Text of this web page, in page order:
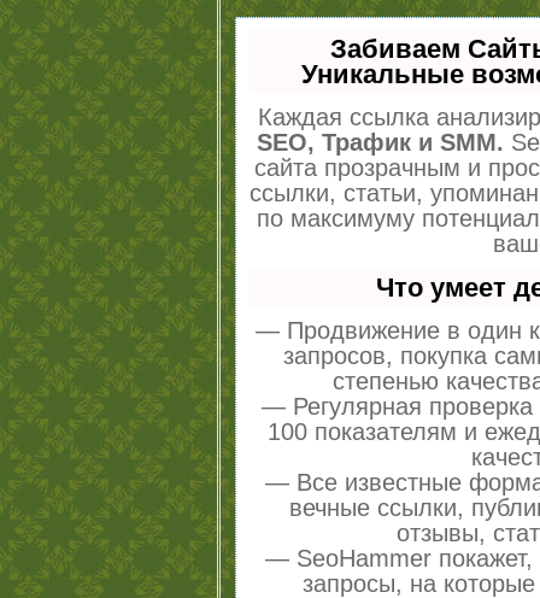
Забиваем
Уникальные
Каждая ссылка
SEO, Трафик и SMM.
сайта прозрачным и
ссылки, статьи,
по максимуму
Что умеет
— Продвижение в один
запросов, покупка
степенью
— Регулярная проверка
100 показателям и
— Все известные
вечные ссылки,
отзывы,
— SeoHammer покажет,
запросы, на